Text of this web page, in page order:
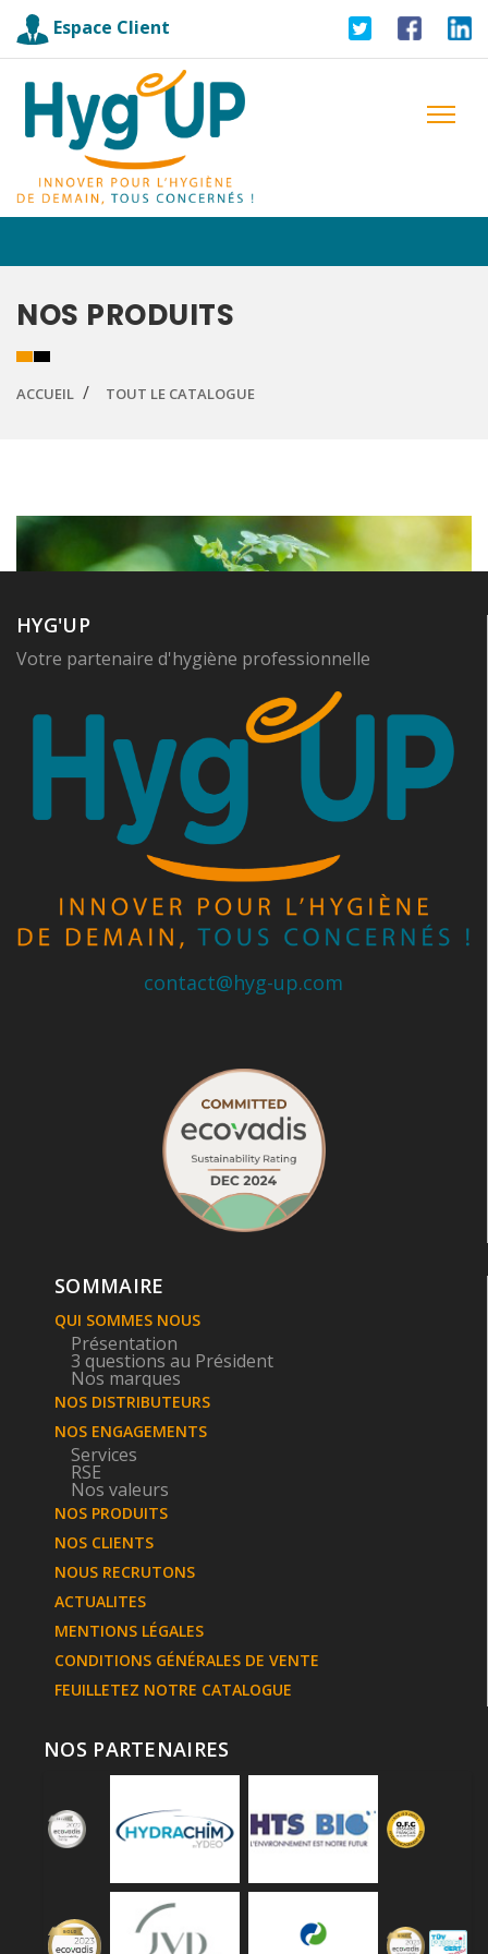
Espace Client
NOS PRODUITS
ACCUEIL TOUT LE CATALOGUE
Hygiène Gamme Ecologique
La Table
Essuyage
HYG'UP
Votre partenaire d'hygiène professionnelle
contact@hyg-up.com
SOMMAIRE
QUI SOMMES NOUS
Présentation
3 questions au Président
Nos marques
NOS DISTRIBUTEURS
NOS ENGAGEMENTS
Services
RSE
Nos valeurs
NOS PRODUITS
NOS CLIENTS
NOUS RECRUTONS
ACTUALITES
MENTIONS LÉGALES
CONDITIONS GÉNÉRALES DE VENTE
FEUILLETEZ NOTRE CATALOGUE
NOS PARTENAIRES